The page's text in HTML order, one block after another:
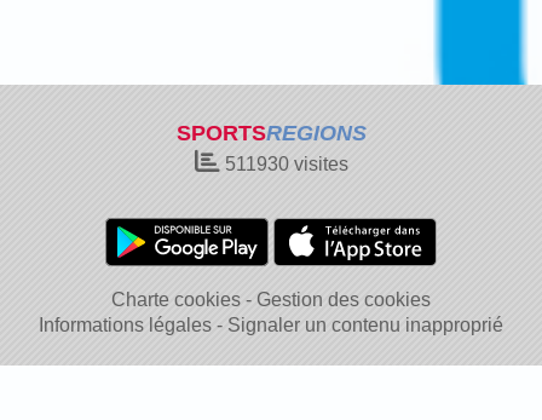
SPORTSREGIONS
511930visites
Charte cookies
Gestion des cookies
Informations légales
Signaler un contenu inapproprié